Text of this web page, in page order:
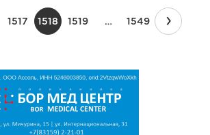
1517 1518 1519 … 1549 ›